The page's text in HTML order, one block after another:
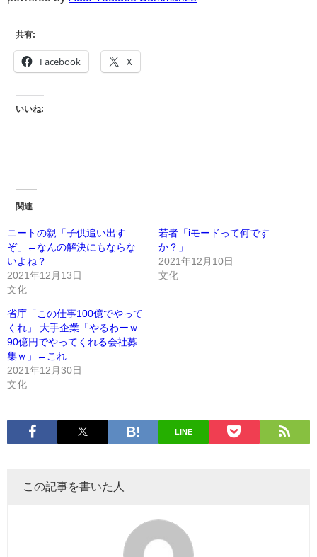
共有:
Facebook X
いいね:
関連
ニートの親「子供追い出す
ぞ」←なんの解決にもならな
いよね？
2021年12月13日
文化
若者「iモードって何です
か？」
2021年12月10日
文化
省庁「この仕事100億でやって
くれ」 大手企業「やるわーｗ
90億円でやってくれる会社募
集ｗ」←これ
2021年12月30日
文化
LINE
この記事を書いた人